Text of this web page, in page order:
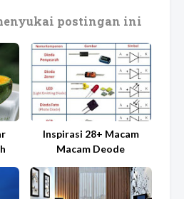
postingan ini
Inspirasi 28+ Macam
Macam Deode